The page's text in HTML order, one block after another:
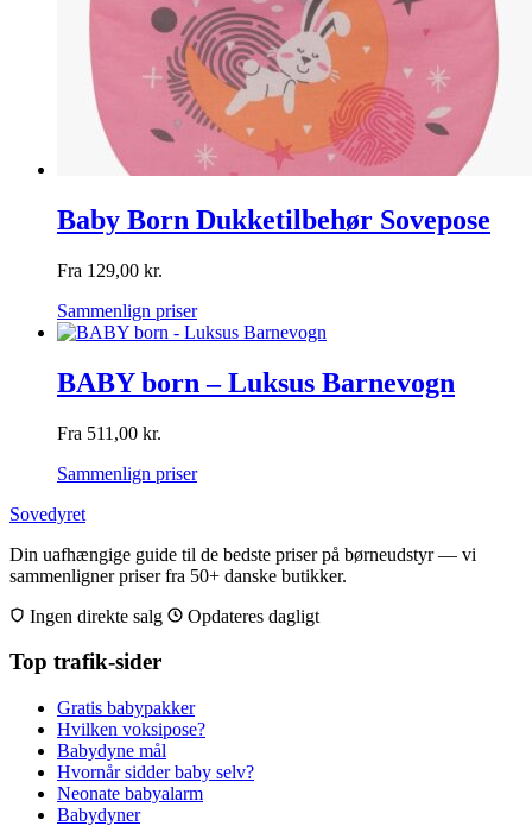
Baby Born Dukketilbehør Sovepose
Fra 129,00 kr.
Sammenlign priser
BABY born – Luksus Barnevogn
Fra 511,00 kr.
Sammenlign priser
Sovedyret
Din uafhængige guide til de bedste priser på børneudstyr — vi
sammenligner priser fra 50+ danske butikker.
Ingen direkte salg
Opdateres dagligt
Top trafik-sider
Gratis babypakker
Hvilken voksipose?
Babydyne mål
Hvornår sidder baby selv?
Neonate babyalarm
Babydyner